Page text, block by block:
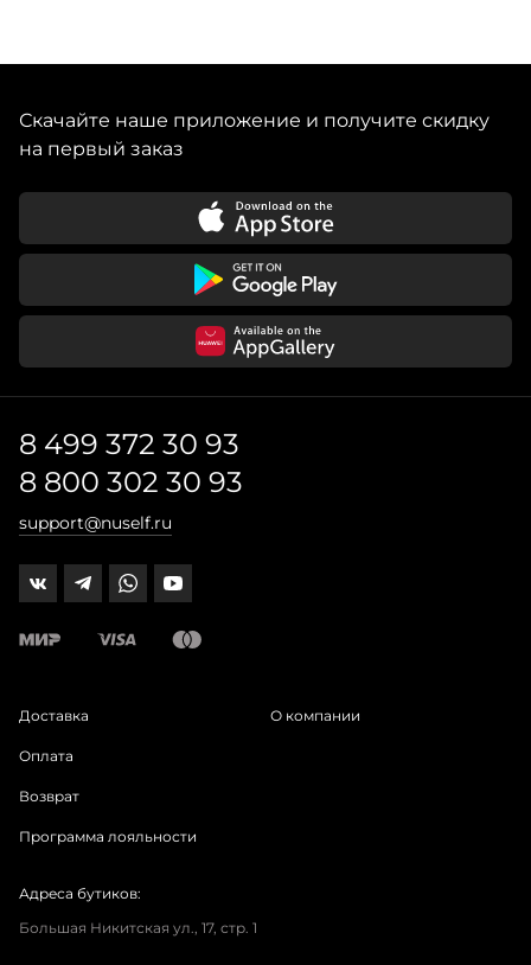
Скачайте наше приложение и получите скидку
на первый заказ
8 499 372 30 93
8 800 302 30 93
support@nuself.ru
Доставка
Оплата
Возврат
Программа лояльности
О компании
Адреса бутиков:
Большая Никитская ул., 17, стр. 1